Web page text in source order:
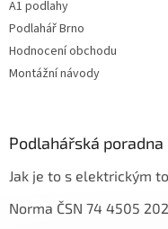
A1 podlahy
Podlahář Brno
Hodnocení obchodu
Montážní návody
Podlahářská poradna
Jak je to s elektrickým
Norma ČSN 74 4505